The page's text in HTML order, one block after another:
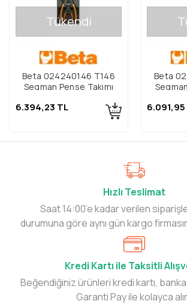
Tükendi
Beta 024240146 T146
Segman Pense Takımı
6.394,23 TL
Beta
6.091,95
Hızlı Teslimat
Saat 14:00’e kadar verilen
durumuna göre aynı gün kargo
Kredi Kartı ile Taksitli
Beğendiğiniz ürünleri kredi kartı,
Garanti Pay ile kolayca